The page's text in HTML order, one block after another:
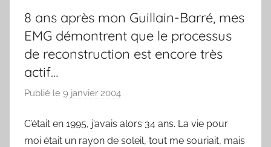
8 ans après mon Guillain-Barré, mes
EMG démontrent que le processus
de reconstruction est encore très
actif…
Publié le 9 janvier 2004
r
F
C’était en 1995, j’avais alors 34 ans. La vie pour
moi était un rayon de soleil, tout me souriait, mais